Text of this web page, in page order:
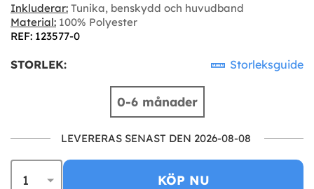
Inkluderar: Tunika, benskydd och huvudband
Material: 100% Polyester
REF: 123577-0
STORLEK: Storleksguide
0-6 månader
LEVERERAS SENAST DEN 2026-08-08
KÖP NU